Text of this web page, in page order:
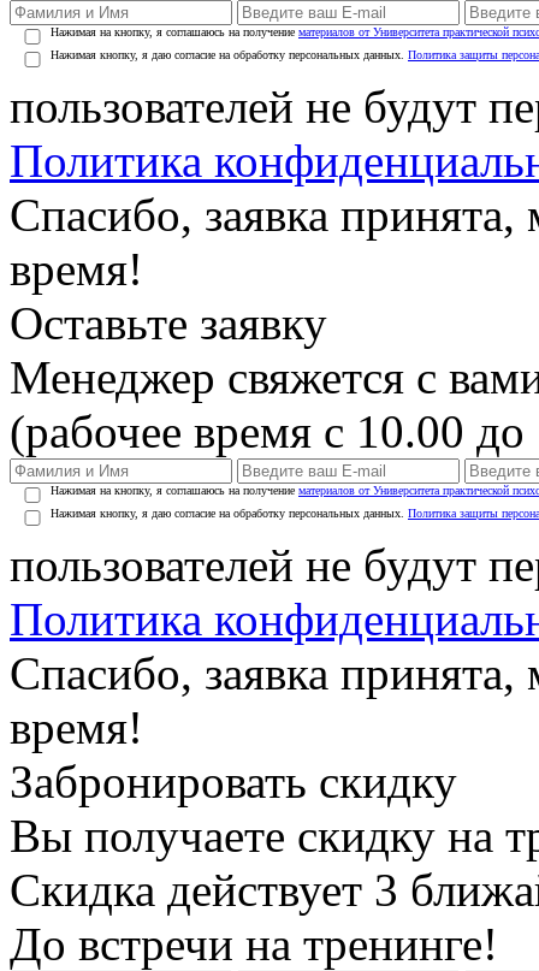
Нажимая на кнопку, я соглашаюсь на получение материалов от Университета практической
Нажимая кнопку, я даю согласие на обработку персональных данных. Политика защиты
пользователей не будут
Политика
Спасибо, заявка
время!
Оставьте заявку
Менеджер свяжется с
(рабочее время с 10.00
Нажимая на кнопку, я соглашаюсь на получение материалов от Университета практической
Нажимая кнопку, я даю согласие на обработку персональных данных. Политика защиты
пользователей не будут
Политика
Спасибо, заявка
время!
Забронировать скидку
Вы получаете скидку на
Скидка действует 3
До встречи на тренинге!